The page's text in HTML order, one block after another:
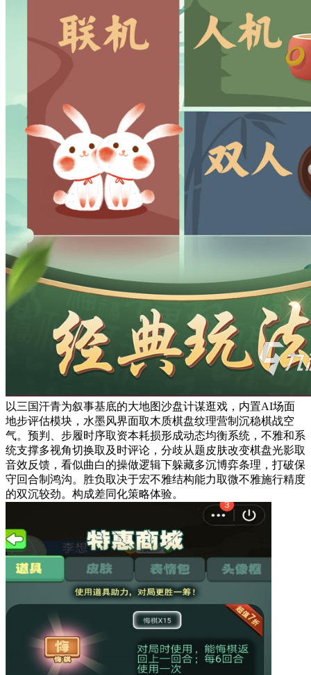
以三国汗青为叙事基底的大地图沙盘计谋逛戏，内置AI场面
地步评估模块，水墨风界面取木质棋盘纹理营制沉稳棋战空
气。预判、步履时序取资本耗损形成动态均衡系统，不雅和系
统支撑多视角切换取及时评论，分歧从题皮肤改变棋盘光影取
音效反馈，看似曲白的操做逻辑下躲藏多沉博弈条理，打破保
守回合制鸿沟。胜负取决于宏不雅结构能力取微不雅施行精度
的双沉较劲。构成差同化策略体验。